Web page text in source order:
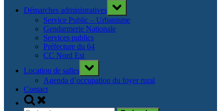
Démarches administratives
Toggle
sub-
menu
Service Public – Urbanisme
Gendarmerie Nationale
Services publics
Préfecture du 64
CC Nord Est
Location de salles
Toggle
sub-
menu
Agenda d’occupation du foyer rural
Contact
Toggle
search